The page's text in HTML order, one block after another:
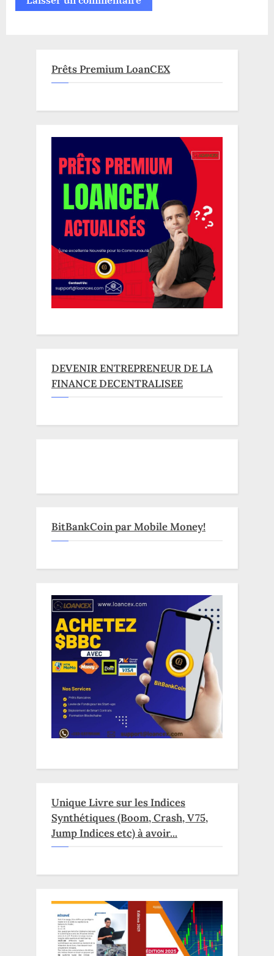
Prêts Premium LoanCEX
DEVENIR ENTREPRENEUR DE LA
FINANCE DECENTRALISEE
BitBankCoin par Mobile Money!
Unique Livre sur les Indices
Synthétiques (Boom, Crash, V75,
Jump Indices etc) à avoir...